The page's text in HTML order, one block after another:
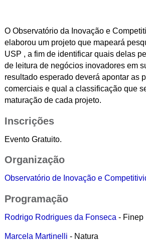
O Observatório da Inovação e
elaborou um projeto que mapeará
USP , a fim de identificar quais delas
de leitura de negócios inovadores em
resultado esperado deverá apontar as
comerciais e qual a classificação que
maturação de cada projeto.
Inscrições
Evento Gratuito.
Organização
Observatório de Inovação e
Programação
Rodrigo Rodrigues da Fonseca - Finep
Marcela Martinelli - Natura